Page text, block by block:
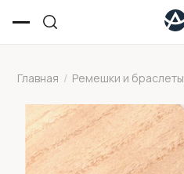
Главная / Ремешки и браслеты